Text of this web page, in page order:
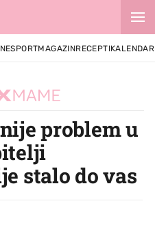
SPORTMAGAZINRECEPTIKALENDAR
problem u
stalo do vas